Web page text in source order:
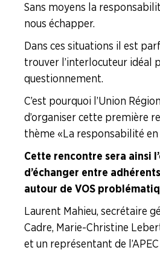
Sans moyens la
nous échapper.
Dans ces situations il est
trouver l’interlocuteur idéal
questionnement.
C’est pourquoi l’Union
d’organiser cette première
thème « La responsabilité en
Cette rencontre sera ainsi
d’échanger entre
autour de VOS
Laurent Mahieu, secrétaire
Cadre, Marie-Christine
et un représentant de